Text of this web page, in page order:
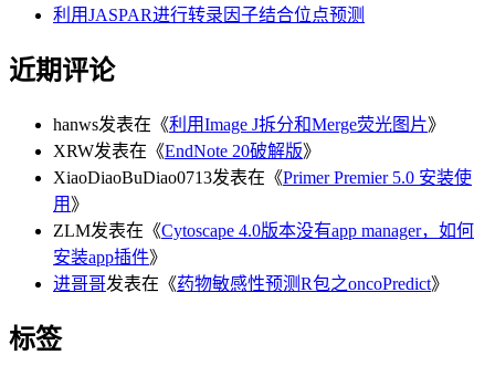
利用JASPAR进行转录因子结合位点预测
近期评论
hanws发表在《利用Image J拆分和Merge荧光图片》
XRW发表在《EndNote 20破解版》
XiaoDiaoBuDiao0713发表在《Primer Premier 5.0 安装使
用 》
ZLM发表在《Cytoscape 4.0版本没有app manager，如何
安装app插件》
进哥哥发表在《药物敏感性预测R包之oncoPredict》
标签